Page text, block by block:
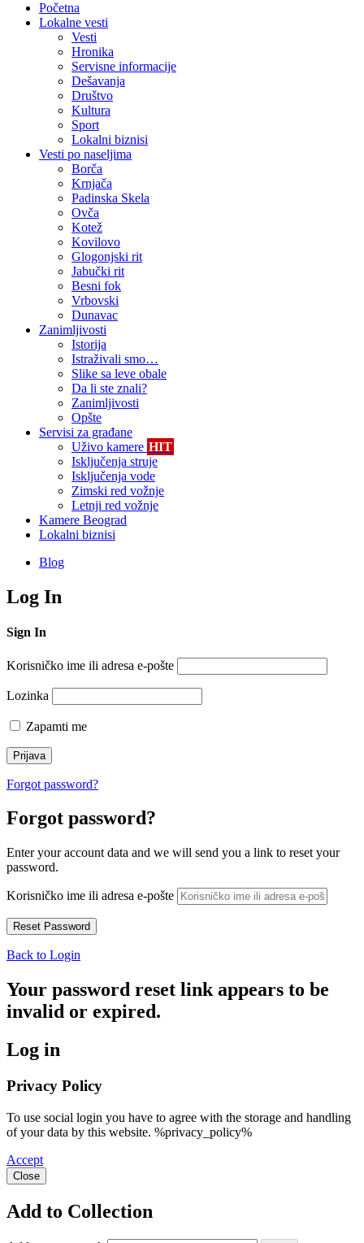
Početna
Lokalne vesti
Vesti
Hronika
Servisne informacije
Dešavanja
Društvo
Kultura
Sport
Lokalni biznisi
Vesti po naseljima
Borča
Krnjača
Padinska Skela
Ovča
Kotež
Kovilovo
Glogonjski rit
Jabučki rit
Besni fok
Vrbovski
Dunavac
Zanimljivosti
Istorija
Istraživali smo…
Slike sa leve obale
Da li ste znali?
Zanimljivosti
Opšte
Servisi za građane
Uživo kamere HIT
Isključenja struje
Isključenja vode
Zimski red vožnje
Letnji red vožnje
Kamere Beograd
Lokalni biznisi
Blog
Log In
Sign In
Korisničko ime ili adresa e-pošte
Lozinka
Zapamti me
Forgot password?
Forgot password?
Enter your account data and we will send you a link to reset your
password.
Korisničko ime ili adresa e-pošte
Back to Login
Your password reset link appears to be
invalid or expired.
Log in
Privacy Policy
To use social login you have to agree with the storage and handling
of your data by this website. %privacy_policy%
Accept
Close
Add to Collection